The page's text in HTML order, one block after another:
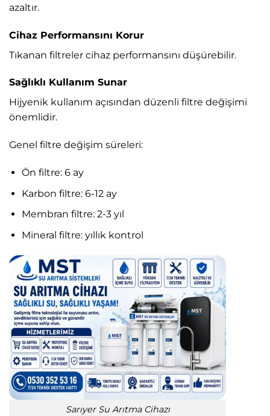
azaltır.
Cihaz Performansını Korur
Tıkanan filtreler cihaz performansını düşürebilir.
Sağlıklı Kullanım Sunar
Hijyenik kullanım açısından düzenli filtre değişimi
önemlidir.
Genel filtre değişim süreleri:
Ön filtre: 6 ay
Karbon filtre: 6-12 ay
Membran filtre: 2-3 yıl
Mineral filtre: yıllık kontrol
Sarıyer Su Arıtma Cihazı